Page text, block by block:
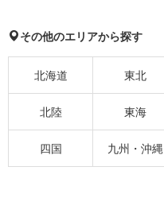
その他のエリアから探す
北海道 東北
北陸 東海
四国 九州・沖縄